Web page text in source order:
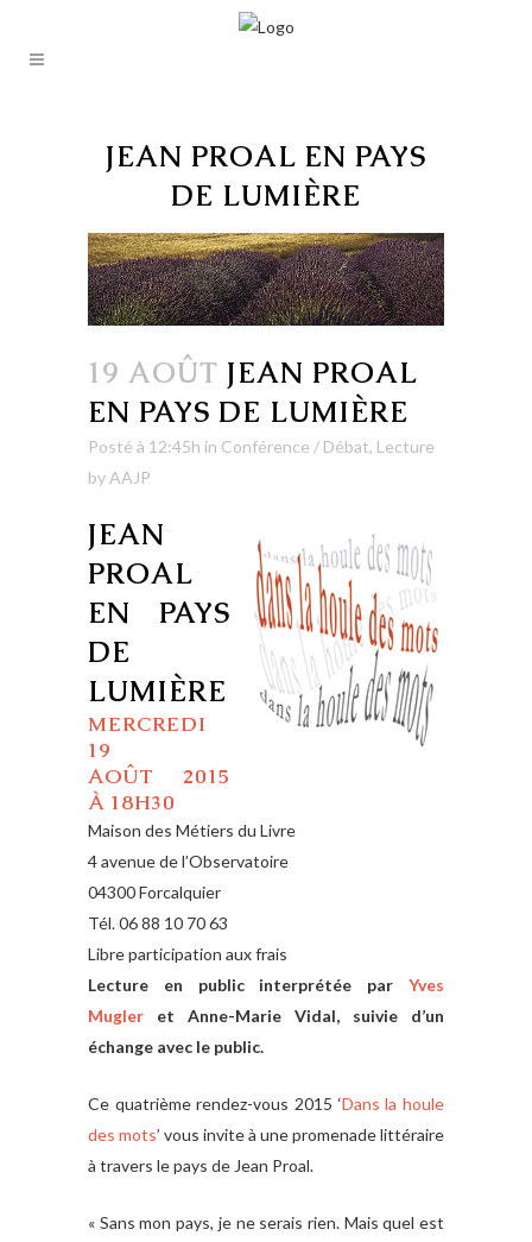
JEAN PROAL EN PAYS
DE LUMIÈRE
19 AOÛT JEAN PROAL
EN PAYS DE LUMIÈRE
Posté à 12:45h in Conférence / Débat, Lecture
by AAJP
JEAN
PROAL
EN PAYS
DE
LUMIÈRE
MERCREDI
19
AOÛT 2015
À 18H30
Maison des Métiers du Livre
4 avenue de l’Observatoire
04300 Forcalquier
Tél. 06 88 10 70 63
Libre participation aux frais
Lecture en public interprétée par Yves
Mugler et Anne-Marie Vidal, suivie d’un
échange avec le public.
Ce quatrième rendez-vous 2015 ‘Dans la houle
des mots’ vous invite à une promenade littéraire
à travers le pays de Jean Proal.
« Sans mon pays, je ne serais rien. Mais quel est